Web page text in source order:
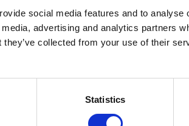
social media features and to analyse
advertising and analytics partners
collected from your use of their
Statistics